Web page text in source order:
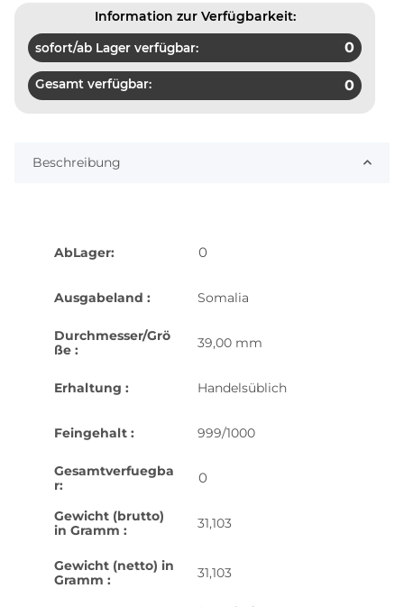
Information zur Verfügbarkeit:
sofort/ab Lager verfügbar: 0
Gesamt verfügbar: 0
Beschreibung
AbLager: 0
Ausgabeland : Somalia
Durchmesser/Grö
ße :
39,00 mm
Erhaltung : Handelsüblich
Feingehalt : 999/1000
Gesamtverfuegba
r:
0
Gewicht (brutto)
in Gramm :
31,103
Gewicht (netto) in
Gramm :
31,103